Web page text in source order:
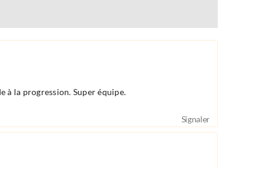
à la progression. Super équipe.
Signaler